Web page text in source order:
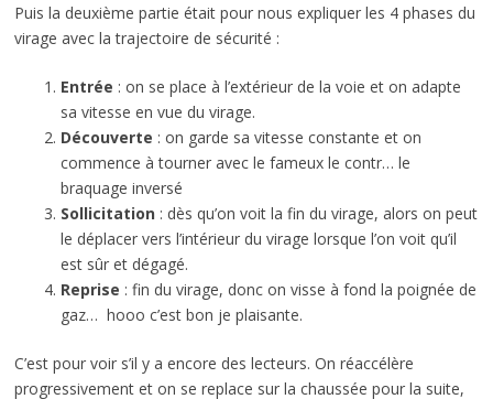
Puis la deuxième partie était pour nous expliquer les 4 phases du
virage avec la trajectoire de sécurité :
Entrée : on se place à l’extérieur de la voie et on adapte
sa vitesse en vue du virage.
Découverte : on garde sa vitesse constante et on
commence à tourner avec le fameux le contr… le
braquage inversé
Sollicitation: dès qu’on voit la fin du virage, alors on peut
le déplacer vers l’intérieur du virage lorsque l’on voit qu’il
est sûr et dégagé.
Reprise : fin du virage, donc on visse à fond la poignée de
gaz… hooo c’est bon je plaisante.
C’est pour voir s’il y a encore des lecteurs. On réaccélère
progressivement et on se replace sur la chaussée pour la suite,